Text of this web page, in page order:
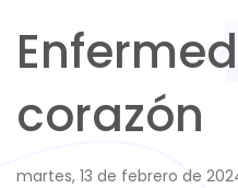
corazón
martes, 13 de febrero de